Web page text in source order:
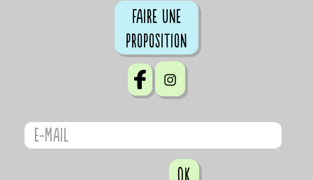
Faire une
proposition
OK